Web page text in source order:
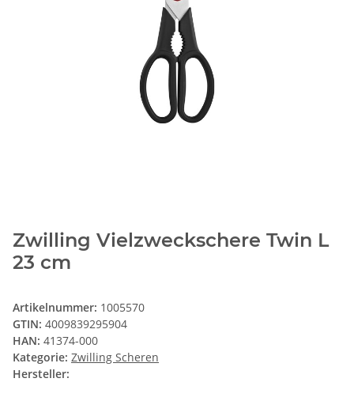
Zwilling Vielzweckschere Twin L
23 cm
Artikelnummer: 1005570
GTIN: 4009839295904
HAN: 41374-000
Kategorie: Zwilling Scheren
Hersteller: